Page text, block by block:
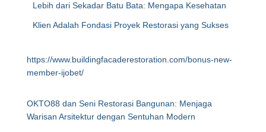
Lebih dari Sekadar Batu Bata: Mengapa Kesehatan
Klien Adalah Fondasi Proyek Restorasi yang Sukses
https://www.buildingfacaderestoration.com/bonus-new-
member-ijobet/
OKTO88 dan Seni Restorasi Bangunan: Menjaga
Warisan Arsitektur dengan Sentuhan Modern